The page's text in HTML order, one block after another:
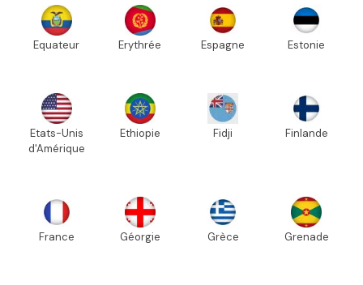
Equateur Erythrée Espagne Estonie
Etats-Unis
d'Amérique
Ethiopie Fidji Finlande
France Géorgie Grèce Grenade